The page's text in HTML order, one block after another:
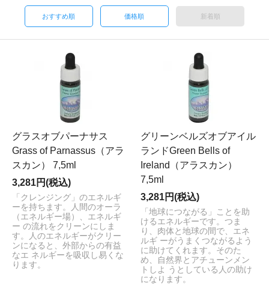
おすすめ順 価格順 新着順
グラスオブパーナサス
Grass of Parnassus（アラ
スカン） 7,5ml
3,281円(税込)
「クレンジング」のエネルギ
ーを持ちます。人間のオーラ
（エネルギー場）、エネルギ
ー の流れをクリーンにしま
す。人のエネルギーがクリー
ンになると、外部からの有益
なエ ネルギーを吸収し易くな
ります。
グリーンベルズオブアイル
ランドGreen Bells of
Ireland（アラスカン）
7,5ml
3,281円(税込)
「地球につながる」ことを助
けるエネルギーです。つま
り、肉体と地球の間で、エネ
ルギ ーがうまくつながるよう
に助けてくれます。そのた
め、自然界とアチューンメン
トしよ うとしている人の助け
になります。